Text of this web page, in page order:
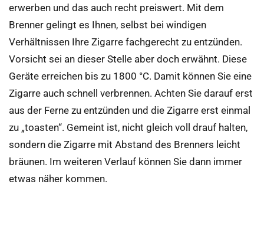
erwerben und das auch recht preiswert. Mit dem
Brenner gelingt es Ihnen, selbst bei windigen
Verhältnissen Ihre Zigarre fachgerecht zu entzünden.
Vorsicht sei an dieser Stelle aber doch erwähnt. Diese
Geräte erreichen bis zu 1800 °C. Damit können Sie eine
Zigarre auch schnell verbrennen. Achten Sie darauf erst
aus der Ferne zu entzünden und die Zigarre erst einmal
zu „toasten“. Gemeint ist, nicht gleich voll drauf halten,
sondern die Zigarre mit Abstand des Brenners leicht
bräunen. Im weiteren Verlauf können Sie dann immer
etwas näher kommen.